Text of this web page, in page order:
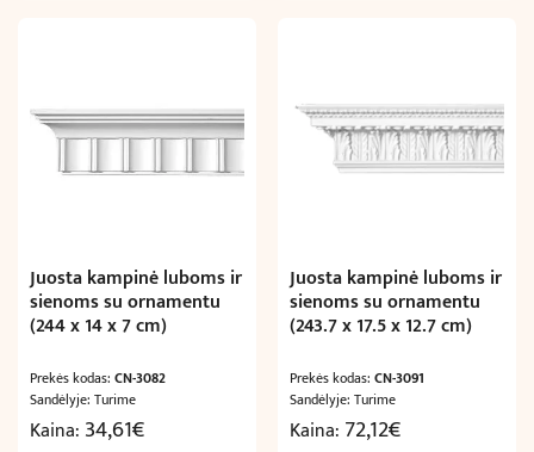
Juosta kampinė luboms ir
sienoms su ornamentu
(244 x 14 x 7 cm)
Prekės kodas: CN-3082
Sandėlyje: Turime
Kaina: 34,61€
Juosta kampinė luboms ir
sienoms su ornamentu
(243.7 x 17.5 x 12.7 cm)
Prekės kodas:CN-3091
Sandėlyje: Turime
Kaina: 72,12€